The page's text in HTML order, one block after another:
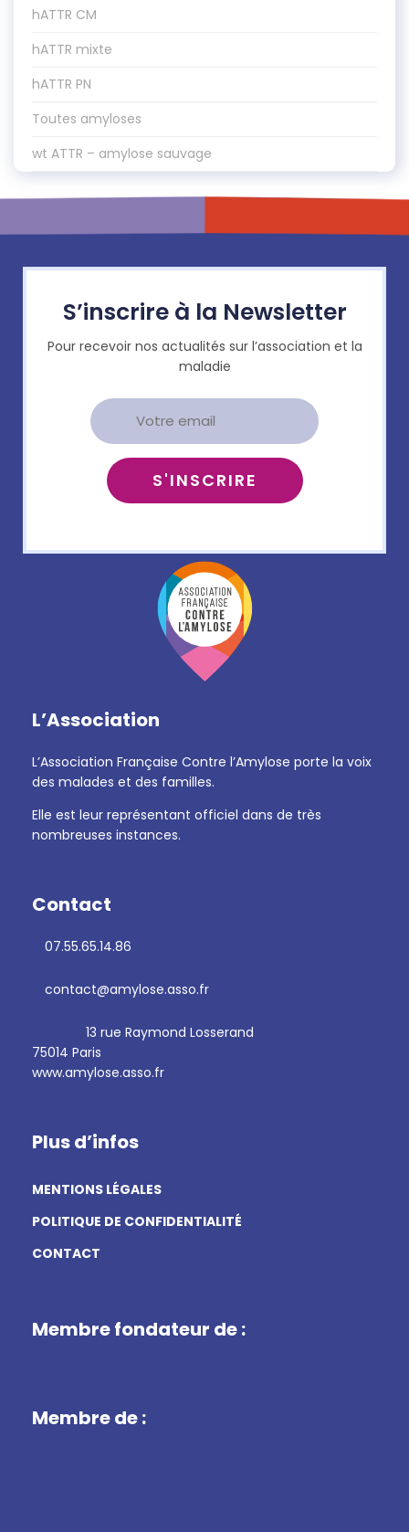
hATTR CM
hATTR mixte
hATTR PN
Toutes amyloses
wt ATTR – amylose sauvage
S’inscrire à la Newsletter
Pour recevoir nos actualités sur l’association et la
maladie
L’Association
L’Association Française Contre l’Amylose porte la voix
des malades et des familles.
Elle est leur représentant officiel dans de très
nombreuses instances.
Contact
07.55.65.14.86
contact@amylose.asso.fr
13 rue Raymond Losserand
75014 Paris
www.amylose.asso.fr
Plus d’infos
MENTIONS LÉGALES
POLITIQUE DE CONFIDENTIALITÉ
CONTACT
Membre fondateur de :
Membre de :